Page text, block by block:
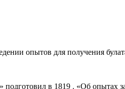
опытов для получения
подготовил в 1819 . «Об